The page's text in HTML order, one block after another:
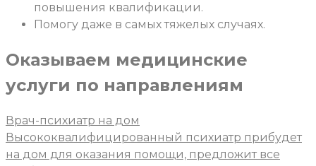
повышения квалификации.
Помогу даже в самых тяжелых случаях.
Оказываем медицинские
услуги по направлениям
Врач-психиатр на дом
Высококвалифицированный психиатр прибудет
на дом для оказания помощи, предложит все